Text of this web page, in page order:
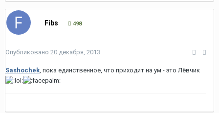
Fibs 498
Опубликовано 20 декабря, 2013
Sashochek, пока единственное, что приходит на ум - это Лёвчик